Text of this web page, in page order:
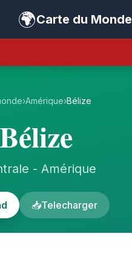
🌍Carte du Monde
›Amérique›Bélize
- Amérique
📥Telecharger